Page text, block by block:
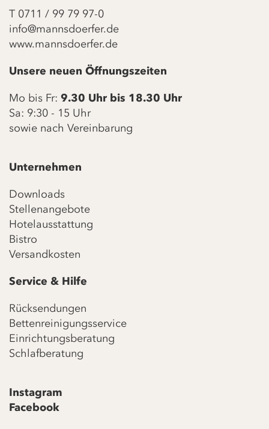
T 0711 / 99 79 97-0
info@mannsdoerfer.de
www.mannsdoerfer.de
Unsere neuen Öffnungszeiten
Mo bis Fr: 9.30 Uhr bis 18.30 Uhr
Sa: 9:30 - 15 Uhr
sowie nach Vereinbarung
Unternehmen
Downloads
Stellenangebote
Hotelausstattung
Bistro
Versandkosten
Service & Hilfe
Rücksendungen
Bettenreinigungsservice
Einrichtungsberatung
Schlafberatung
Instagram
Facebook